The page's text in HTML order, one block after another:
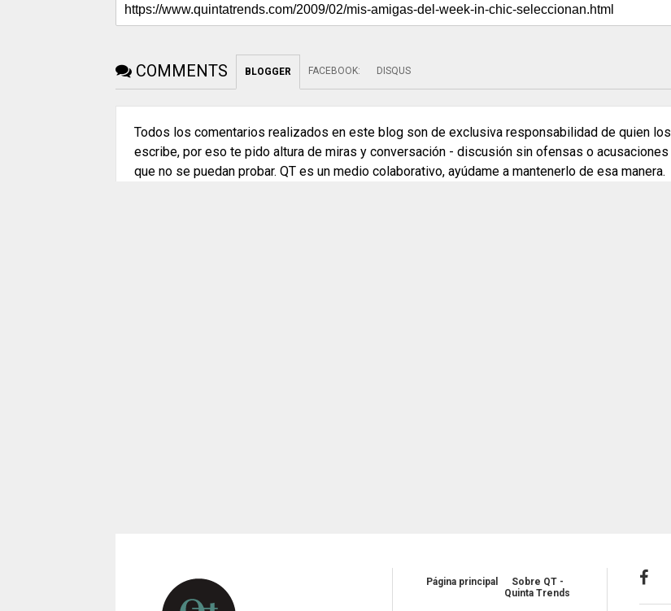
COMMENTS BLOGGER FACEBOOK: DISQUS
Todos los comentarios realizados en este blog son de exclusiva responsabilidad de quien los
escribe, por eso te pido altura de miras y conversación - discusión sin ofensas o acusaciones
que no se puedan probar. QT es un medio colaborativo, ayúdame a mantenerlo de esa manera.
Página principal
Sobre QT -
Quinta Trends